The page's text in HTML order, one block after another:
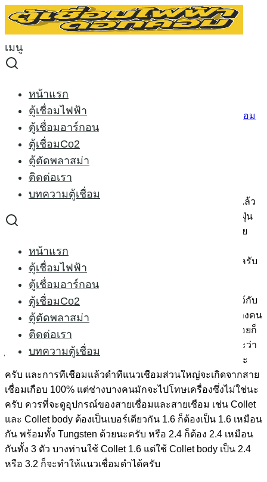
Skip
เมนู
หน้าแรก
ตู้เชื่อมไฟฟ้า
ตู้เชื่อมอาร์กอน
ตู้เชื่อมCo2
ตู้ตัดพลาสม่า
ติดต่อเรา
บทความตู้เชื่อม
หน้าแรก
ตู้เชื่อมไฟฟ้า
ตู้เชื่อมอาร์กอน
ตู้เชื่อมCo2
ตู้ตัดพลาสม่า
ติดต่อเรา
บทความตู้เชื่อม
for:
การบำรุง ตู้เชื่อม 2
01/08/201425/05/2015 บทความตู้เชื่อม
การบำรุงรักษา ตู้เชื่อมไฟฟ้า 2(ต่อ)
เรามาพูดถึงการบำรุงรักษาตู้เชื่อมกันต่อ
.เรื่องฝุ่นควรที่จะเปิดฝาแล้วเป่าฝุ่นอย่างน้อยเดือนละครั้งแล้ว
แต่หน้างานว่าฝุ่นมากหรือน้อย แต่ที่พบมากคือ”ไม่เปิดเลย” ฝุ่น
ออกมาเป็นก้อนๆเลยนั้น จะทำให้พัดลมเสียก่อนแล้วตามด้วย
เครื่อง ซึ่งเราควรที่จะเปิดมาเป่าบ้างนะครับ บางคนบอกว่า
เครื่องมีรับประกันแต่ถ้าพัดลมเสียนี่ก็ไม่มีใครรับประกันนะครับ
เพราะเกิดจากการใช้งานที่ไม่ถูกต้อง
เรื่องสายเชื่อมควรที่จะถอดแล้วเก็บต่างหาก ไม่ควรพันไว้กับ
เครื่องจะทำให้หางปลาหรือเซรามิกหักและแตกได้ มีช่างบางคน
ที่ไม่อยากถอด เพราะบางเครื่องเป็นแบบเกลียวถอดยากหน่อยก็
เลยไม่ถอด ไม่เหมือนรุ่น Euro แค่หมุนนิดเดียวก็ออกแล้ว จะว่า
ไปแล้วแบบเกลียวหรือเราที่เรียกว่า แบบไทย ก็ถอดไม่ยากนะ
ครับ และการที่เชื่อมแล้วดำที่แนวเชื่อมส่วนใหญ่จะเกิดจากสาย
เชื่อมเกือบ 100% แต่ช่างบางคนมักจะไปโทษเครื่องซึ่งไม่ใช่นะ
ครับ ควรที่จะดูอุปกรณ์ของสายเชื่อมและสายเชือม เช่น Collet
และ Collet body ต้องเป็นเบอร์เดียวกัน 1.6 ก็ต้องเป็น 1.6 เหมือน
กัน พร้อมทั้ง Tungsten ด้วยนะครับ หรือ 2.4 ก็ต้อง 2.4 เหมือน
กันทั้ง 3 ตัว บางท่านใช้ Collet 1.6 แต่ใช้ Collet body เป็น 2.4
หรือ 3.2 ก็จะทำให้แนวเชื่อมดำได้ครับ